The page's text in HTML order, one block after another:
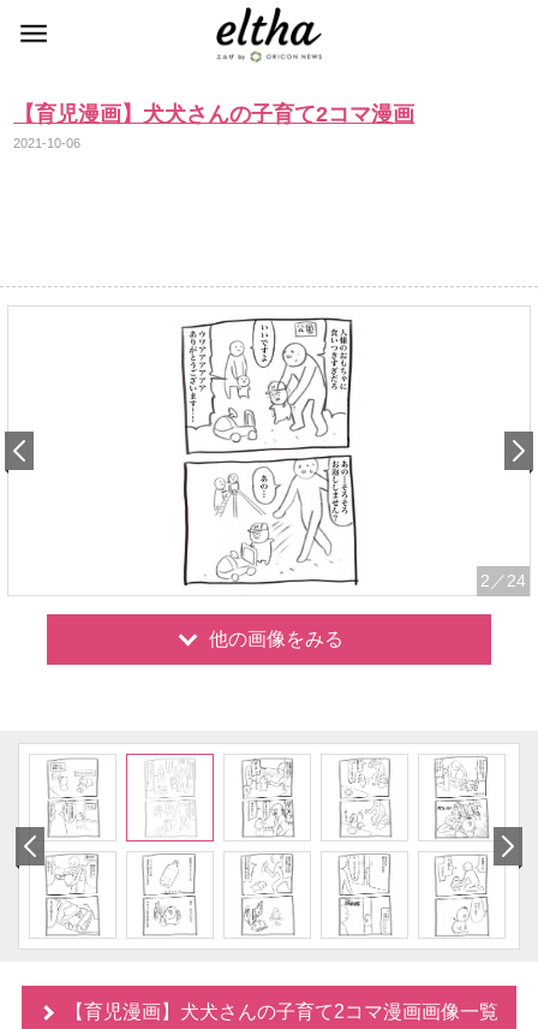
【育児漫画】犬犬さんの子育て2コマ漫画
2021-10-06
2 ／24
他の画像をみる
【育児漫画】犬犬さんの子育て2コマ漫画画像一覧